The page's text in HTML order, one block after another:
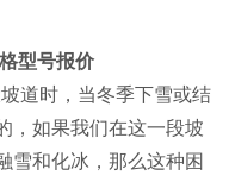
型号报价
道时，当冬季下雪或结
，如果我们在这一段坡
雪和化冰，那么这种困